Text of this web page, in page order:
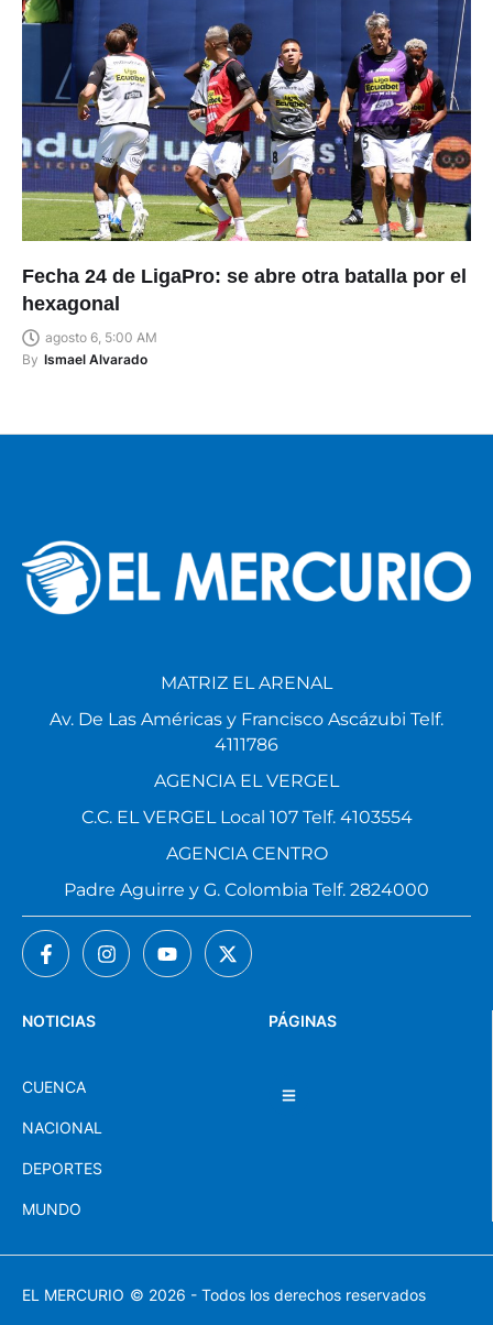
Fecha 24 de LigaPro: se abre otra batalla por el
hexagonal
agosto 6, 5:00 AM
By Ismael Alvarado
PÁGINAS
NOTICIAS
CUENCA
NACIONAL
DEPORTES
MUNDO
MATRIZ EL ARENAL
Av. De Las Américas y Francisco Ascázubi Telf.
4111786
AGENCIA EL VERGEL
C.C. EL VERGEL Local 107 Telf. 4103554
AGENCIA CENTRO
Padre Aguirre y G. Colombia Telf. 2824000
EL MERCURIO © 2026 - Todos los derechos reservados